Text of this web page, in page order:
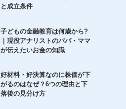
と成立条件
子どもの金融教育は何歳から?
｜現役アナリストのパパ・ママ
が伝えたいお金の知識
好材料・好決算なのに株価が下
がるのはなぜ？6つの理由と下
落後の見分け方